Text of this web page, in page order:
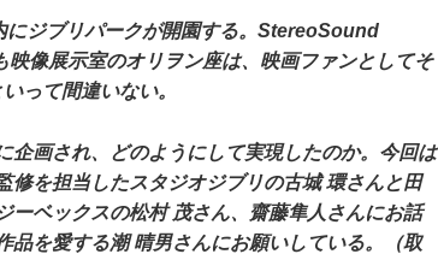
ジブリパークが開園する。StereoSound
像展示室のオリヲン座は、映画ファンとしてそ
って間違いない。
画され、どのようにして実現したのか。今回は
修を担当したスタジオジブリの古城 環さんと田
ベックスの松村 茂さん、齋藤隼人さんにお話
品を愛する潮 晴男さんにお願いしている。（取